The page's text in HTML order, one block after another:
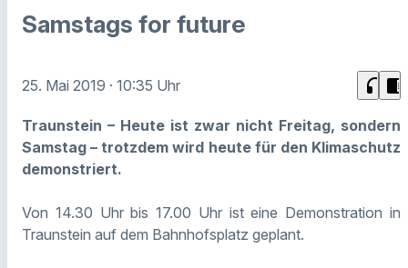
Samstags for future
25. Mai 2019 · 10:35 Uhr headphones chrome_reader_mode
Traunstein – Heute ist zwar nicht Freitag, sondern
Samstag – trotzdem wird heute für den Klimaschutz
demonstriert.
Von 14.30 Uhr bis 17.00 Uhr ist eine Demonstration in
Traunstein auf dem Bahnhofsplatz geplant.